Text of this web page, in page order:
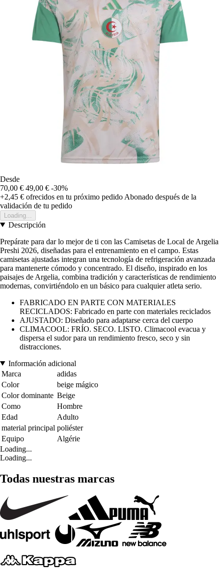
Desde
70,00 € 49,00 € -30%
+2,45 € ofrecidos en tu próximo pedido Abonado después de la
validación de tu pedido
Loading...
Descripción
Prepárate para dar lo mejor de ti con las Camisetas de Local de Argelia
Preshi 2026, diseñadas para el entrenamiento en el campo. Estas
camisetas ajustadas integran una tecnología de refrigeración avanzada
para mantenerte cómodo y concentrado. El diseño, inspirado en los
paisajes de Argelia, combina tradición y características de rendimiento
modernas, convirtiéndolo en un básico para cualquier atleta serio.
FABRICADO EN PARTE CON MATERIALES
RECICLADOS: Fabricado en parte con materiales reciclados
AJUSTADO: Diseñado para adaptarse cerca del cuerpo
CLIMACOOL: FRÍO. SECO. LISTO. Climacool evacua y
dispersa el sudor para un rendimiento fresco, seco y sin
distracciones.
Información adicional
Marca
adidas
Color
beige mágico
Color dominante Beige
Como
Hombre
Edad
Adulto
material principal poliéster
Equipo
Algérie
Loading...
Loading...
Todas nuestras marcas